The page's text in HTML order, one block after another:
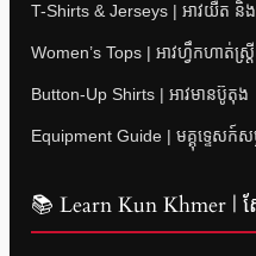
T-Shirts & Jerseys | អាវយឺត និង
Women’s Tops | អាវហ្វឹកហាត់ស្ត្រី
Button-Up Shirts | អាវមានប៊ូតុង
Equipment Guide | មគ្គុទ្ទេសក៍សម្ភ
📚 Learn Kun Khmer | ស្